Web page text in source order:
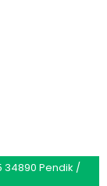
34890 Pendik /